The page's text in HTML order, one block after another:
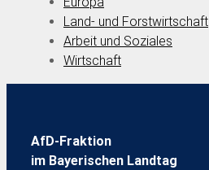
Land- und Forstwirtschaft
Arbeit und Soziales
Wirtschaft
AfD-Fraktion
im Bayerischen Landtag